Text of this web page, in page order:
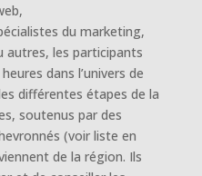
du marketing,
autres, les participants
dans l’univers de
différentes étapes de la
soutenus par des
(voir liste en
de la région. Ils